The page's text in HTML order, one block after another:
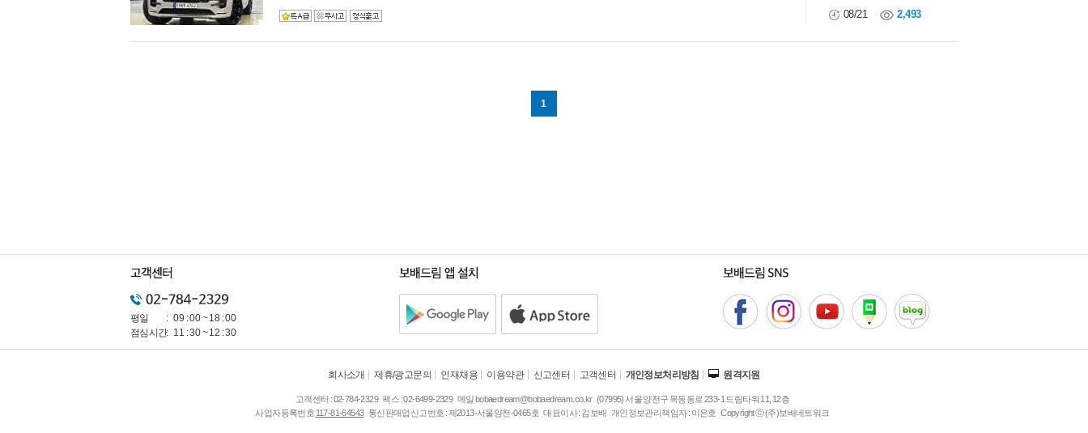
쉐보레
33
이베코
이스즈
인피니티
재규어
지커
0
6
옵
션
08/21 2,493
1
평일
09 : 00 ~ 18 : 00
점심시간 11 : 30 ~ 12 : 30
회사소개 제휴/광고문의 인재채용 이용약관 신고센터 고객센터 개인정보처리방침 원격지원
고객센터 :02-784-2329 팩스 :02-6499-2329 메일bobaedream@bobaedream.co.kr 주
소
(07995) 서울 양천구 목동동로 233-1 드림타워 11, 12층
사업자등록번호 117-81-64543 통신판매업신고번호 :제2013-서울양천-0465호 대표이사 : 김보배 개인정보관리책임자 : 이은호 Copyright ⓒ (주)보배네트워크